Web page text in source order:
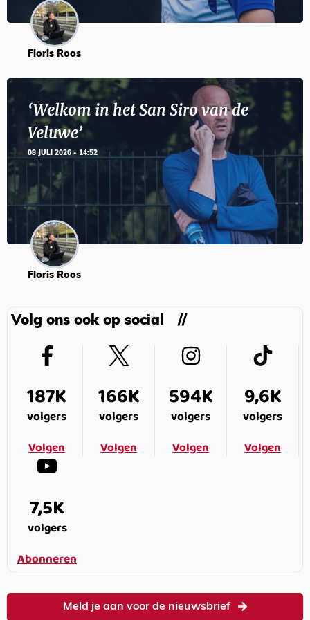
Floris Roos
‘Welkom in het San Siro van de
Veluwe’
08 JULI 2026 - 14:52
Floris Roos
Volg ons ook op social
187K
volgers
Volgen
166K
volgers
Volgen
594K
volgers
Volgen
9,6K
volgers
Volgen
7,5K
volgers
Abonneren
Meld je aan voor de nieuwsbrief